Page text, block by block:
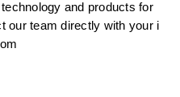
technology and products for
our team directly with your i